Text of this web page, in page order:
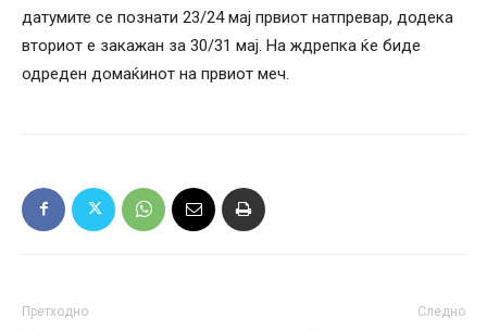
датумите се познати 23/24 мај првиот натпревар, додека
вториот е закажан за 30/31 мај. На ждрепка ќе биде
одреден домаќинот на првиот меч.
Претходно Следно